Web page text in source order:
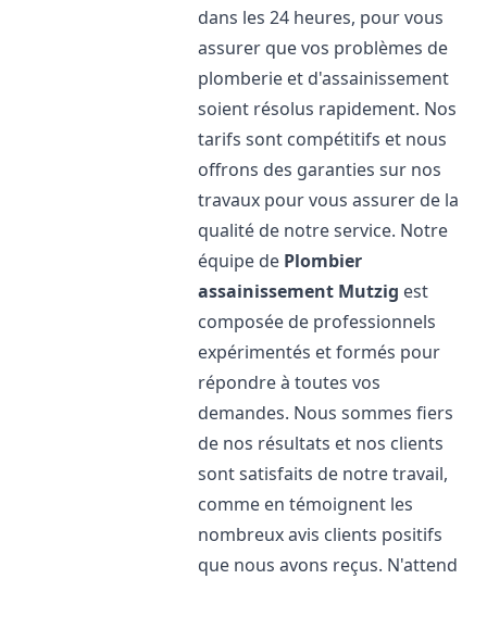
dans les 24 heures, pour vous
assurer que vos problèmes de
plomberie et d'assainissement
soient résolus rapidement. Nos
tarifs sont compétitifs et nous
offrons des garanties sur nos
travaux pour vous assurer de la
qualité de notre service. Notre
équipe de Plombier
assainissement Mutzig est
composée de professionnels
expérimentés et formés pour
répondre à toutes vos
demandes. Nous sommes fiers
de nos résultats et nos clients
sont satisfaits de notre travail,
comme en témoignent les
nombreux avis clients positifs
que nous avons reçus. N'attend